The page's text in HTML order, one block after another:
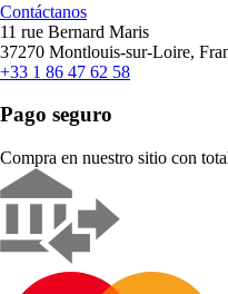
Contáctanos
11 rue Bernard Maris
37270 Montlouis-sur-Loire,
+33 1 86 47 62 58
Pago seguro
Compra en nuestro sitio con